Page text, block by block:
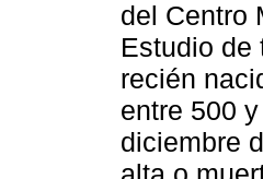
del Centro
Estudio de
recién
entre 500
diciembre